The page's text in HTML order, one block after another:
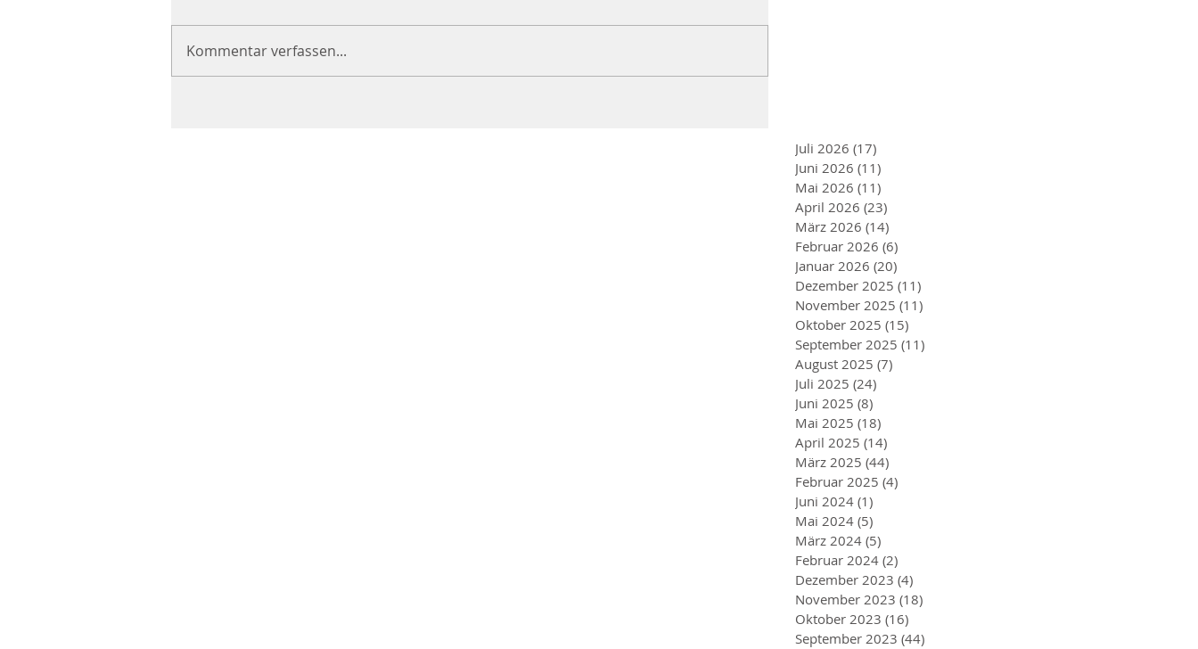
Kommentar verfassen...
Juli 2026 (17)
Juni 2026 (11)
Mai 2026 (11)
April 2026 (23)
März 2026 (14)
Februar 2026 (6)
Januar 2026 (20)
Dezember 2025 (11)
November 2025 (11)
Oktober 2025 (15)
September 2025 (11)
August 2025 (7)
Juli 2025 (24)
Juni 2025 (8)
Mai 2025 (18)
April 2025 (14)
März 2025 (44)
Februar 2025 (4)
Juni 2024 (1)
Mai 2024 (5)
März 2024 (5)
Februar 2024 (2)
Dezember 2023 (4)
November 2023 (18)
Oktober 2023 (16)
September 2023 (44)